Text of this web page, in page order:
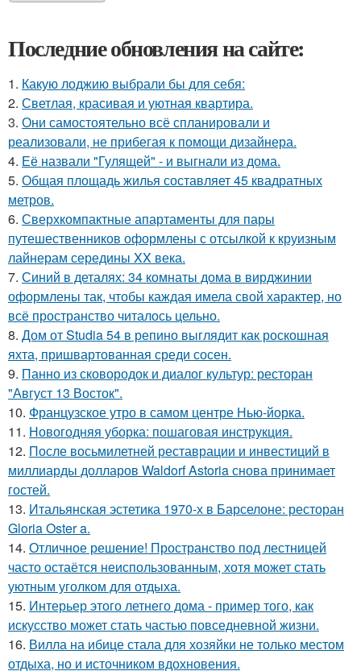
Последние обновления на сайте:
1. Какую лоджию выбрали бы для себя:
2. Светлая, красивая и уютная квартира.
3. Они самостоятельно всё спланировали и
реализовали, не прибегая к помощи дизайнера.
4. Её назвали "Гулящей" - и выгнали из дома.
5. Общая площадь жилья составляет 45 квадратных
метров.
6. Сверхкомпактные апартаменты для пары
путешественников оформлены с отсылкой к круизным
лайнерам середины XX века.
7. Синий в деталях: 34 комнаты дома в вирджинии
оформлены так, чтобы каждая имела свой характер, но
всё пространство читалось цельно.
8. Дом от Studia 54 в репино выглядит как роскошная
яхта, пришвартованная среди сосен.
9. Панно из сковородок и диалог культур: ресторан
"Август 13 Восток".
10. Французское утро в самом центре Нью-йорка.
11. Новогодняя уборка: пошаговая инструкция.
12. После восьмилетней реставрации и инвестиций в
миллиарды долларов Waldorf Astoria снова принимает
гостей.
13. Итальянская эстетика 1970-х в Барселоне: ресторан
Gloria Oster a.
14. Отличное решение! Пространство под лестницей
часто остаётся неиспользованным, хотя может стать
уютным уголком для отдыха.
15. Интерьер этого летнего дома - пример того, как
искусство может стать частью повседневной жизни.
16. Вилла на ибице стала для хозяйки не только местом
отдыха, но и источником вдохновения.